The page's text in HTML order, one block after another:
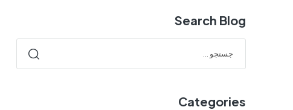
Search Blog
Categories